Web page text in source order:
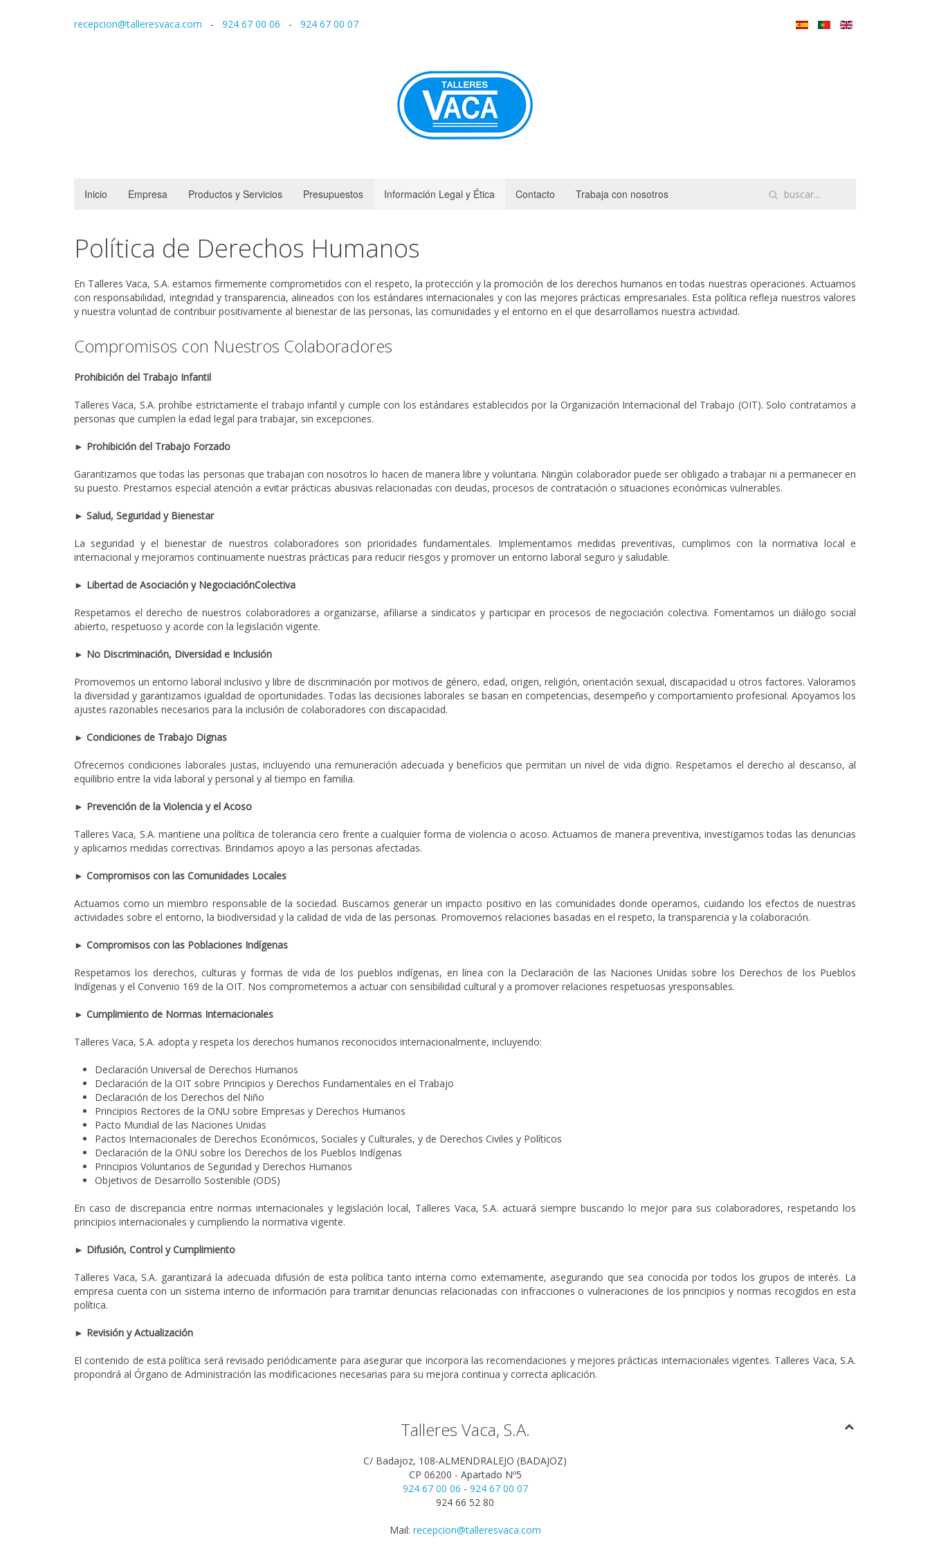
recepcion@talleresvaca.com - 924 67 00 06 - 924 67 00 07
Inicio Empresa Productos y Servicios Presupuestos Información Legal y Ética Contacto Trabaja con nosotros
Política de Derechos Humanos
En Talleres Vaca, S.A. estamos firmemente comprometidos con el respeto, la protección y la promoción de los derechos humanos en todas nuestras operaciones. Actuamos
con responsabilidad, integridad y transparencia, alineados con los estándares internacionales y con las mejores prácticas empresariales. Esta política refleja nuestros valores
y nuestra voluntad de contribuir positivamente al bienestar de las personas, las comunidades y el entorno en el que desarrollamos nuestra actividad.
Compromisos con Nuestros Colaboradores
Prohibición del Trabajo Infantil
Talleres Vaca, S.A. prohíbe estrictamente el trabajo infantil y cumple con los estándares establecidos por la Organización Internacional del Trabajo (OIT). Solo contratamos a
personas que cumplen la edad legal para trabajar, sin excepciones.
► Prohibición del Trabajo Forzado
Garantizamos que todas las personas que trabajan con nosotros lo hacen de manera libre y voluntaria. Ningún colaborador puede ser obligado a trabajar ni a permanecer en
su puesto. Prestamos especial atención a evitar prácticas abusivas relacionadas con deudas, procesos de contratación o situaciones económicas vulnerables.
► Salud, Seguridad y Bienestar
La seguridad y el bienestar de nuestros colaboradores son prioridades fundamentales. Implementamos medidas preventivas, cumplimos con la normativa local e
internacional y mejoramos continuamente nuestras prácticas para reducir riesgos y promover un entorno laboral seguro y saludable.
► Libertad de Asociación y NegociaciónColectiva
Respetamos el derecho de nuestros colaboradores a organizarse, afiliarse a sindicatos y participar en procesos de negociación colectiva. Fomentamos un diálogo social
abierto, respetuoso y acorde con la legislación vigente.
► No Discriminación, Diversidad e Inclusión
Promovemos un entorno laboral inclusivo y libre de discriminación por motivos de género, edad, origen, religión, orientación sexual, discapacidad u otros factores. Valoramos
la diversidad y garantizamos igualdad de oportunidades. Todas las decisiones laborales se basan en competencias, desempeño y comportamiento profesional. Apoyamos los
ajustes razonables necesarios para la inclusión de colaboradores con discapacidad.
► Condiciones de Trabajo Dignas
Ofrecemos condiciones laborales justas, incluyendo una remuneración adecuada y beneficios que permitan un nivel de vida digno. Respetamos el derecho al descanso, al
equilibrio entre la vida laboral y personal y al tiempo en familia.
► Prevención de la Violencia y el Acoso
Talleres Vaca, S.A. mantiene una política de tolerancia cero frente a cualquier forma de violencia o acoso. Actuamos de manera preventiva, investigamos todas las denuncias
y aplicamos medidas correctivas. Brindamos apoyo a las personas afectadas.
► Compromisos con las Comunidades Locales
Actuamos como un miembro responsable de la sociedad. Buscamos generar un impacto positivo en las comunidades donde operamos, cuidando los efectos de nuestras
actividades sobre el entorno, la biodiversidad y la calidad de vida de las personas. Promovemos relaciones basadas en el respeto, la transparencia y la colaboración.
► Compromisos con las Poblaciones Indígenas
Respetamos los derechos, culturas y formas de vida de los pueblos indígenas, en línea con la Declaración de las Naciones Unidas sobre los Derechos de los Pueblos
Indígenas y el Convenio 169 de la OIT. Nos comprometemos a actuar con sensibilidad cultural y a promover relaciones respetuosas yresponsables.
► Cumplimiento de Normas Internacionales
Talleres Vaca, S.A. adopta y respeta los derechos humanos reconocidos internacionalmente, incluyendo:
Declaración Universal de Derechos Humanos
Declaración de la OIT sobre Principios y Derechos Fundamentales en el Trabajo
Declaración de los Derechos del Niño
Principios Rectores de la ONU sobre Empresas y Derechos Humanos
Pacto Mundial de las Naciones Unidas
Pactos Internacionales de Derechos Económicos, Sociales y Culturales, y de Derechos Civiles y Políticos
Declaración de la ONU sobre los Derechos de los Pueblos Indígenas
Principios Voluntarios de Seguridad y Derechos Humanos
Objetivos de Desarrollo Sostenible (ODS)
En caso de discrepancia entre normas internacionales y legislación local, Talleres Vaca, S.A. actuará siempre buscando lo mejor para sus colaboradores, respetando los
principios internacionales y cumpliendo la normativa vigente.
► Difusión, Control y Cumplimiento
Talleres Vaca, S.A. garantizará la adecuada difusión de esta política tanto interna como externamente, asegurando que sea conocida por todos los grupos de interés. La
empresa cuenta con un sistema interno de información para tramitar denuncias relacionadas con infracciones o vulneraciones de los principios y normas recogidos en esta
política.
► Revisión y Actualización
El contenido de esta política será revisado periódicamente para asegurar que incorpora las recomendaciones y mejores prácticas internacionales vigentes. Talleres Vaca, S.A.
propondrá al Órgano de Administración las modificaciones necesarias para su mejora continua y correcta aplicación.
Talleres Vaca, S.A.
C/ Badajoz, 108-ALMENDRALEJO (BADAJOZ)
CP 06200 - Apartado Nº5
924 67 00 06 - 924 67 00 07
924 66 52 80
Mail: recepcion@talleresvaca.com